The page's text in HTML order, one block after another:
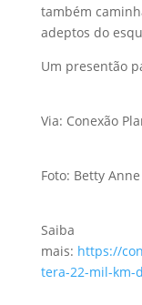
também
adeptos do
Um presentão
Via: Conexão
Foto: Betty
Saiba
mais: https://
tera-22-mil-km-